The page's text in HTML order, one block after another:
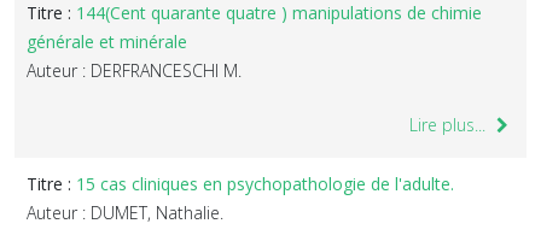
Titre : 144(Cent quarante quatre ) manipulations de chimie
générale et minérale
Auteur : DERFRANCESCHI M.
Lire plus...
Titre : 15 cas cliniques en psychopathologie de l'adulte.
Auteur : DUMET, Nathalie.